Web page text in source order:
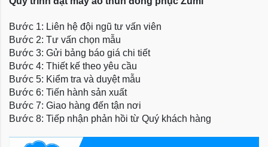
Bước 1: Liên hệ đội ngũ tư vấn viên
Bước 2: Tư vấn chọn mẫu
Bước 3: Gửi bảng báo giá chi tiết
Bước 4: Thiết kế theo yêu cầu
Bước 5: Kiểm tra và duyệt mẫu
Bước 6: Tiến hành sản xuất
Bước 7: Giao hàng đến tận nơi
Bước 8: Tiếp nhận phản hồi từ Quý khách hàng